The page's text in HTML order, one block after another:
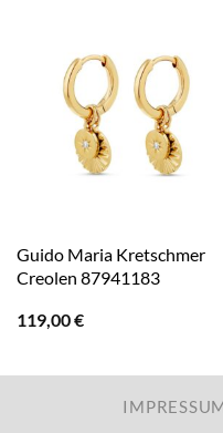
Guido Maria Kretschmer
Creolen 87941183
119,00€